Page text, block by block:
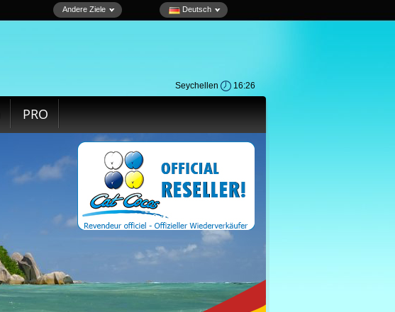
Andere Ziele Deutsch
Seychellen 16:26
PRO